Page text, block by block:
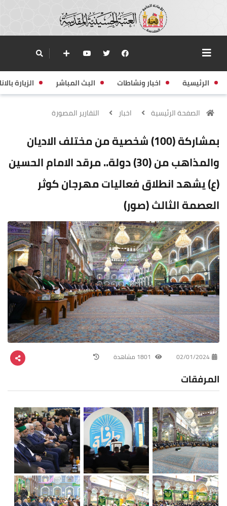
الرئيسية اخبار ونشاطات البث المباشر الزيارة
الصفحة الرئيسية اخبار التقارير المصورة
بمشاركة (100) شخصية من مختلف الاديان
والمذاهب من (30) دولة.. مرقد الامام الحسين
(ع) يشهد انطلاق فعاليات مهرجان كوثر
العصمة الثالث (صور)
02/01/2024
المرفقات